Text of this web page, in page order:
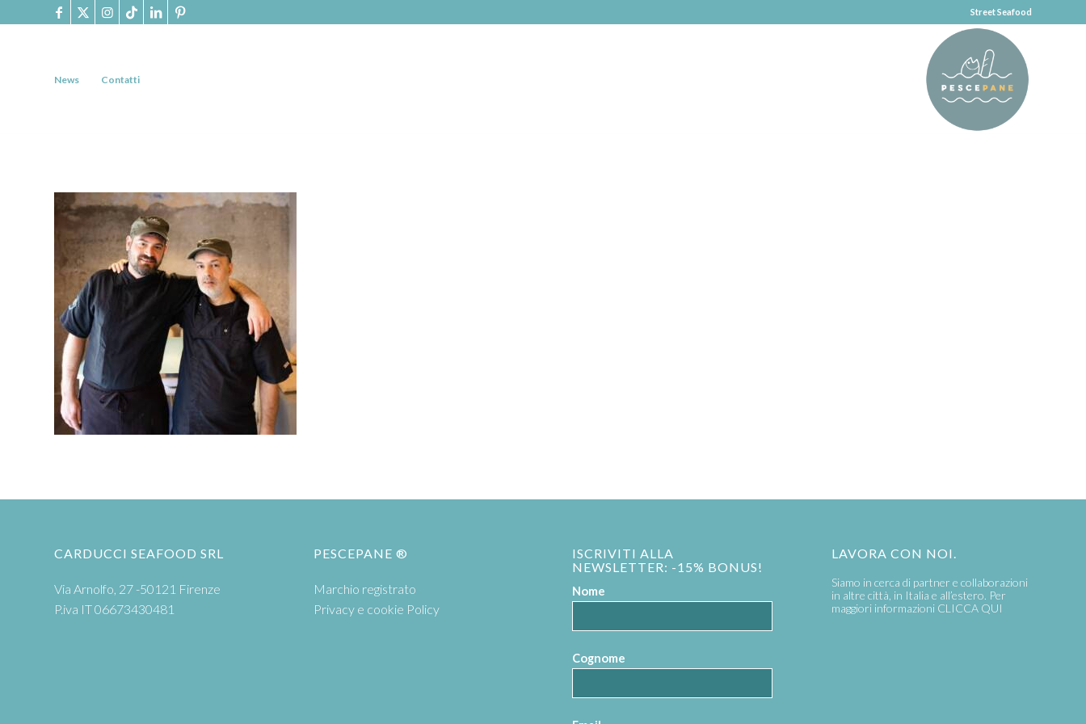
Street Seafood
News Contatti
CARDUCCI SEAFOOD SRL
Via Arnolfo, 27 -50121 Firenze
P.iva IT 06673430481
PESCEPANE ®
Marchio registrato
Privacy e cookie Policy
ISCRIVITI ALLA
NEWSLETTER: -15% BONUS!
Nome
Cognome
LAVORA CON NOI.
Siamo in cerca di partner e collaborazioni
in altre città, in Italia e all’estero. Per
maggiori informazioni CLICCA QUI